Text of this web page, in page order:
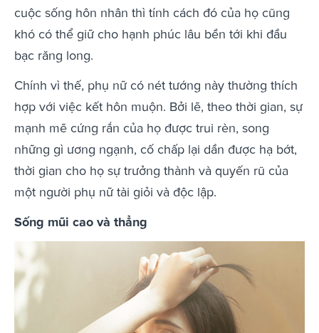
cuộc sống hôn nhân thì tính cách đó của họ cũng
khó có thể giữ cho hạnh phúc lâu bền tới khi đầu
bạc răng long.
Chính vì thế, phụ nữ có nét tướng này thường thích
hợp với việc kết hôn muộn. Bởi lẽ, theo thời gian, sự
mạnh mẽ cứng rắn của họ được trui rèn, song
những gì ương ngạnh, cố chấp lại dần được hạ bớt,
thời gian cho họ sự trưởng thành và quyến rũ của
một người phụ nữ tài giỏi và độc lập.
Sống mũi cao và thẳng